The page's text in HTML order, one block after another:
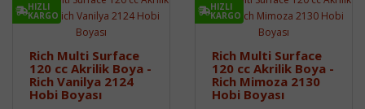
HIZLI
KARGO
Rich Multi Surface
120 cc Akrilik Boya -
Rich Vanilya 2124
Hobi Boyası
HIZLI
KARGO
Rich Multi Surface
120 cc Akrilik Boya -
Rich Mimoza 2130
Hobi Boyası